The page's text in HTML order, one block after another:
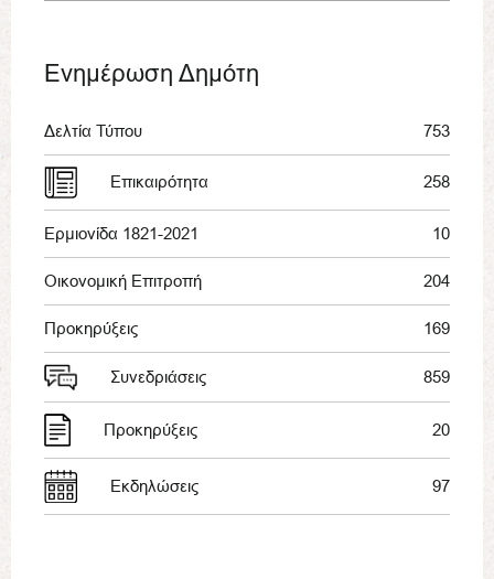
Ενημέρωση Δημότη
Δελτία Τύπου 753
Επικαιρότητα 258
Ερμιονίδα 1821-2021 10
Οικονομική Επιτροπή 204
Προκηρύξεις 169
Συνεδριάσεις 859
Προκηρύξεις 20
Εκδηλώσεις 97